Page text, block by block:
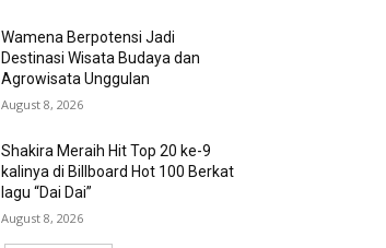
Wamena Berpotensi Jadi
Destinasi Wisata Budaya dan
Agrowisata Unggulan
August 8, 2026
Shakira Meraih Hit Top 20 ke-9
kalinya di Billboard Hot 100 Berkat
lagu “Dai Dai”
August 8, 2026